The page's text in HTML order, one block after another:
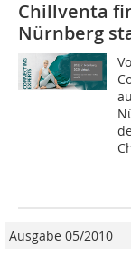
Chillventa
Nürnberg
Ausgabe 05/2010